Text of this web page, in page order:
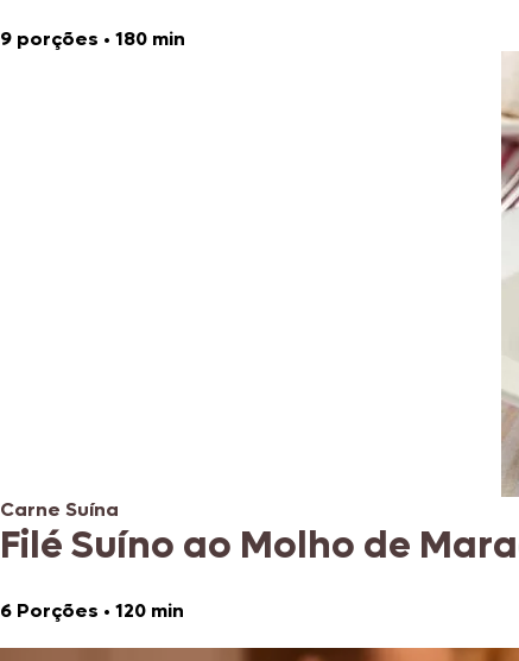
9 porções • 180 min
Carne Suína
Filé Suíno ao Molho de
6 Porções • 120 min